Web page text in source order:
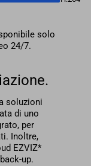
solo
24/7.
soluzioni
di uno
per
Inoltre,
EZVIZ*
up.